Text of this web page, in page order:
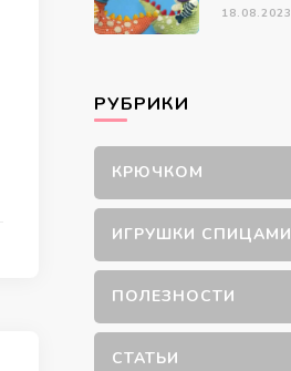
18.08.2023
РУБРИКИ
КРЮЧКОМ
ИГРУШКИ СПИЦАМИ
ПОЛЕЗНОСТИ
СТАТЬИ